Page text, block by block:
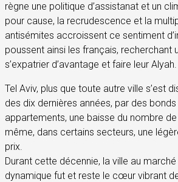
règne une politique d’assistanat et un
pour cause, la recrudescence et la
antisémites accroissent ce sentiment
poussent ainsi les français, recherchant
s’expatrier d’avantage et faire leur Alyah.
Tel Aviv, plus que toute autre ville s’est
des dix dernières années, par des
appartements, une baisse du nombre
même, dans certains secteurs, une
prix.
Durant cette décennie, la ville au
dynamique fut et reste le cœur vibrant